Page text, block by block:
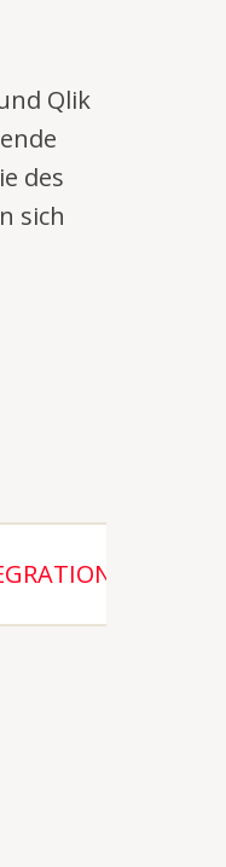
Qlik
des
sich